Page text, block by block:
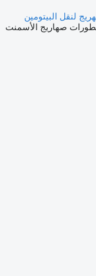
لنقل البيتومين
صهاريج الأسمنت